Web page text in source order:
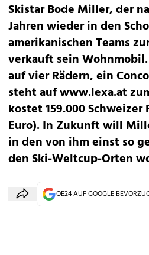
Skistar Bode Miller, der
Jahren wieder in den
amerikanischen Teams
verkauft sein
auf vier Rädern, ein
steht auf www.lexa.at
kostet 159.000 Schweizer
Euro). In Zukunft will
in den von ihm einst so
den Ski-Weltcup-Orten
OE24 AUF GOOGLE